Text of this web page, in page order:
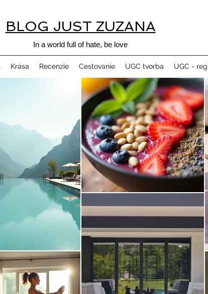
BLOG JUST ZUZANA
In a world full of hate, be love
Krása Recenzie Cestovanie UGC tvorba UGC -